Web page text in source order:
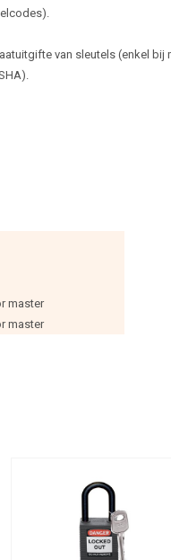
van sleutels (enkel bij
master
master